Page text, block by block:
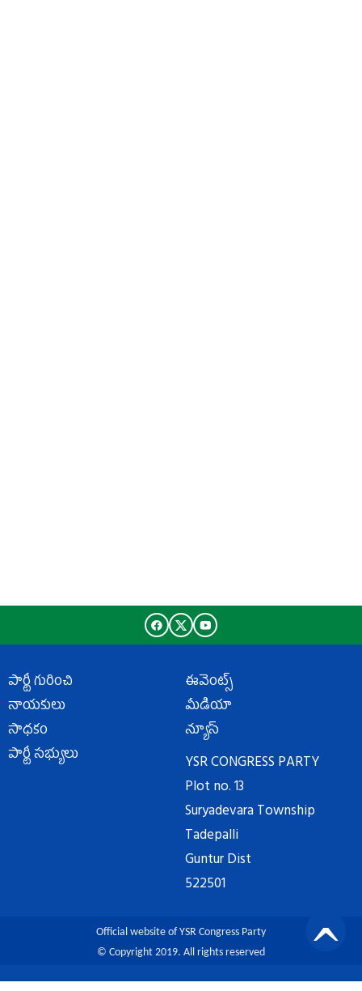
పార్టీ గురించి
నాయకులు
సాధకం
పార్టీ సభ్యులు
ఈవెంట్స్
మీడియా
న్యూస్
YSR CONGRESS PARTY
Plot no. 13
Suryadevara Township
Tadepalli
Guntur Dist
522501
Official website of YSR Congress Party
© Copyright 2019. All rights reserved